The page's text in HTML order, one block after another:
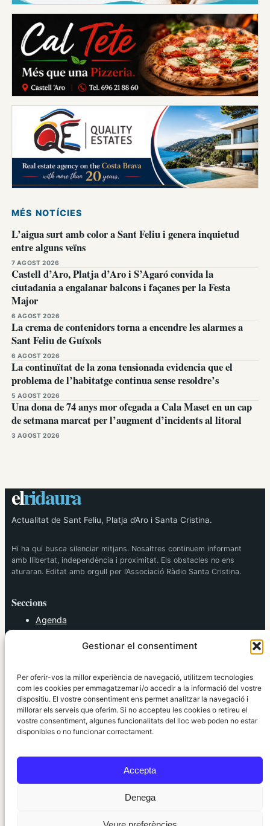
Gestionar el consentiment
Per oferir-vos la millor experiència de navegació, utilitzem tecnologies
com les cookies per emmagatzemar i/o accedir a la informació del vostre
dispositiu. El vostre consentiment ens permet analitzar la navegació i
millorar els serveis que oferim. Si no accepteu les cookies o retireu el
vostre consentiment, algunes funcionalitats del lloc web poden no estar
disponibles o no funcionar correctament.
Accepta
Denega
MÉS NOTÍCIES
L’aigua surt amb color a Sant Feliu i genera inquietud
entre alguns veïns
7 AGOST 2026
Castell d’Aro, Platja d’Aro i S’Agaró convida la
ciutadania a engalanar balcons i façanes per la Festa
Major
6 AGOST 2026
La crema de contenidors torna a encendre les alarmes a
Sant Feliu de Guíxols
6 AGOST 2026
La continuïtat de la zona tensionada evidencia que el
problema de l’habitatge continua sense resoldre’s
5 AGOST 2026
Una dona de 74 anys mor ofegada a Cala Maset en un cap
de setmana marcat per l’augment d’incidents al litoral
3 AGOST 2026
elridaura
Actualitat de Sant Feliu, Platja d’Aro i Santa Cristina.
Hi ha qui busca silenciar mitjans. Nosaltres continuem informant
amb llibertat, independència i proximitat. Els obstacles no ens
aturaran. Editat amb orgull per l’Associació Ràdio Santa Cristina.
Seccions
Agenda
Política
Societat
Tendències
elRidaura.com